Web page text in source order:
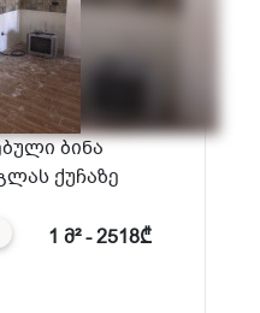
ბინა
ქუჩაზე
1 მ² - 2518₾